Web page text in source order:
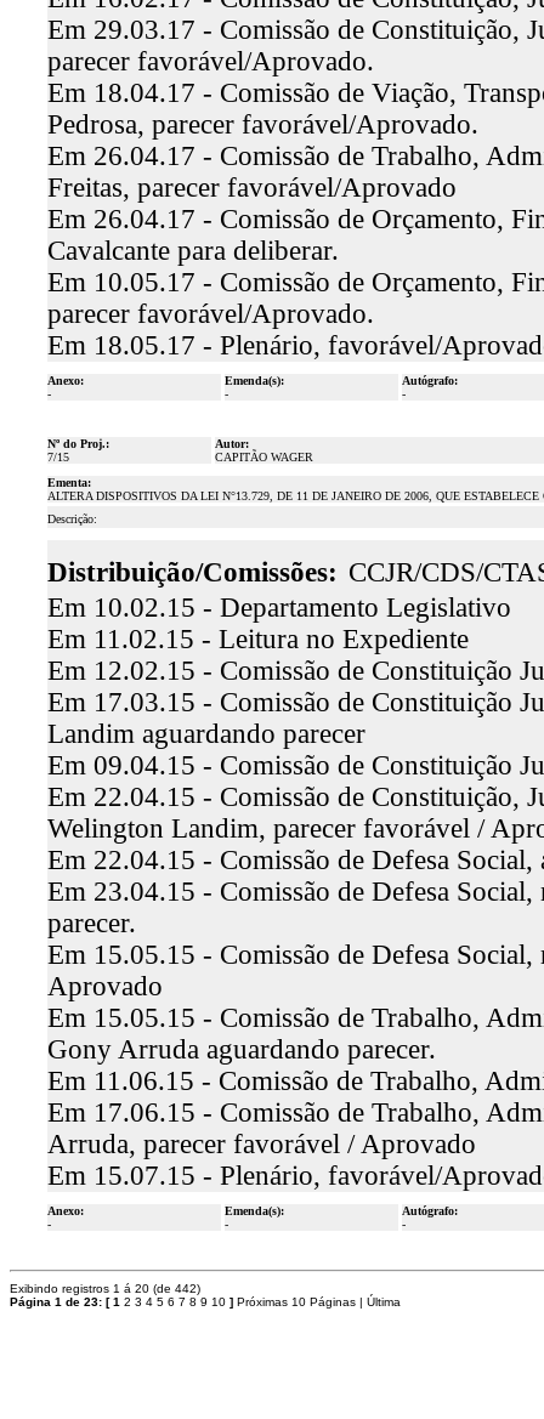
Em 29.03.17 - Comissão de Constituição,
parecer favorável/Aprovado.
Em 18.04.17 - Comissão de Viação,
Pedrosa, parecer favorável/Aprovado.
Em 26.04.17 - Comissão de Trabalho,
Freitas, parecer favorável/Aprovado
Em 26.04.17 - Comissão de Orçamento,
Cavalcante para deliberar.
Em 10.05.17 - Comissão de Orçamento,
parecer favorável/Aprovado.
Em 18.05.17 - Plenário, favorável/
Anexo:
-
Emenda(s):
-
Autógrafo:
-
Nº do Proj.:
7/15
Autor:
CAPITÃO WAGER
Ementa:
ALTERA DISPOSITIVOS DA LEI N°13.729, DE 11 DE JANEIRO DE 2006, QUE
Descrição:
Distribuição/Comissões: CCJR/CDS/
Em 10.02.15 - Departamento Legislativo
Em 11.02.15 - Leitura no Expediente
Em 12.02.15 - Comissão de Constituição
Em 17.03.15 - Comissão de Constituição
Landim aguardando parecer
Em 09.04.15 - Comissão de Constituição
Em 22.04.15 - Comissão de Constituição,
Welington Landim, parecer favorável /
Em 22.04.15 - Comissão de Defesa
Em 23.04.15 - Comissão de Defesa
parecer.
Em 15.05.15 - Comissão de Defesa
Aprovado
Em 15.05.15 - Comissão de Trabalho,
Gony Arruda aguardando parecer.
Em 11.06.15 - Comissão de Trabalho,
Em 17.06.15 - Comissão de Trabalho,
Arruda, parecer favorável / Aprovado
Em 15.07.15 - Plenário, favorável/
Anexo:
-
Emenda(s):
-
Autógrafo:
-
Exibindo registros 1 á 20 (de 442)
Página 1 de 23: [1 2 3 4 5 6 7 8 9 10 ] Próximas 10 Páginas | Última